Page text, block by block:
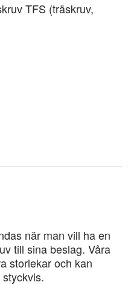
TFS (träskruv,
när man vill ha en
till sina beslag. Våra
storlekar och kan